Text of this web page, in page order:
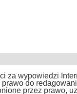
za wypowiedzi
do
przez prawo,